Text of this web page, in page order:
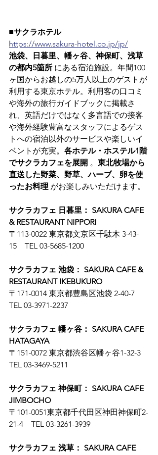
■サクラホテル
https://www.sakura-hotel.co.jp/jp/
池袋、日暮里、幡ヶ谷、神保町、浅草
の都内5箇所 にある宿泊施設。年間100
ヶ国からお越しの5万人以上のゲストが
利用する東京ホテル。利用客の口コミ
や海外の旅行ガイドブックに掲載さ
れ、英語だけではなく多言語での接客
や海外経験豊富なスタッフによるゲス
トへの宿泊以外のサービスや楽しいイ
ベントが充実。 各ホテル・ホステル1階
でサクラカフェを展開 。 東北牧場から
直送した野菜、野草、ハーブ、卵を使
ったお料理 がお楽しみいただけます。
サクラカフェ 日暮里： SAKURA CAFE
& RESTAURANT NIPPORI
〒113-0022 東京都文京区千駄木 3-43-
15　TEL 03-5685-1200
サクラカフェ 池袋： SAKURA CAFE &
RESTAURANT IKEBUKURO
〒171-0014 東京都豊島区池袋 2-40-7
TEL 03-3971-2237
サクラカフェ 幡ヶ谷： SAKURA CAFE
HATAGAYA
〒151-0072 東京都渋谷区幡ヶ谷1-32-3
TEL 03-3469-5211
サクラカフェ 神保町： SAKURA CAFE
JIMBOCHO
〒101-0051東京都千代田区神田神保町2-
21-4　TEL 03-3261-3939
サクラカフェ 浅草： SAKURA CAFE